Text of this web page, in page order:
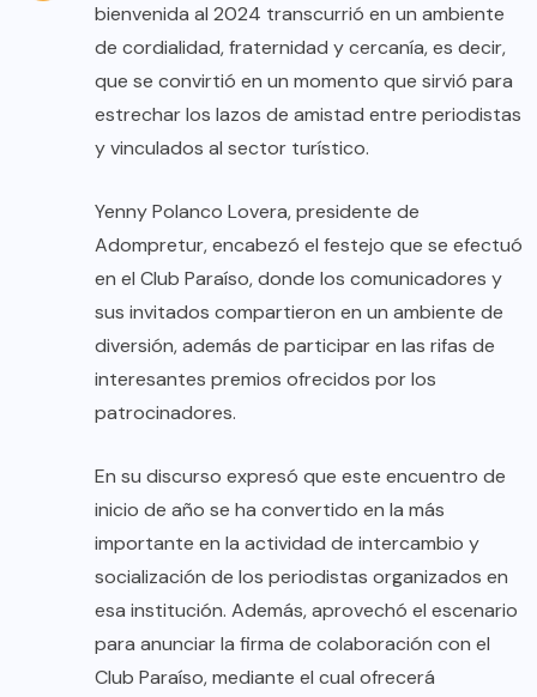
bienvenida al 2024 transcurrió en un ambiente
de cordialidad, fraternidad y cercanía, es decir,
que se convirtió en un momento que sirvió para
estrechar los lazos de amistad entre periodistas
y vinculados al sector turístico.
Yenny Polanco Lovera, presidente de
Adompretur, encabezó el festejo que se efectuó
en el Club Paraíso, donde los comunicadores y
sus invitados compartieron en un ambiente de
diversión, además de participar en las rifas de
interesantes premios ofrecidos por los
patrocinadores.
En su discurso expresó que este encuentro de
inicio de año se ha convertido en la más
importante en la actividad de intercambio y
socialización de los periodistas organizados en
esa institución. Además, aprovechó el escenario
para anunciar la firma de colaboración con el
Club Paraíso, mediante el cual ofrecerá